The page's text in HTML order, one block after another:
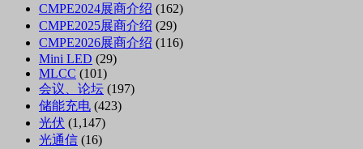
CMPE2024展商介绍 (162)
CMPE2025展商介绍 (29)
CMPE2026展商介绍 (116)
Mini LED (29)
MLCC (101)
会议、论坛 (197)
储能充电 (423)
光伏 (1,147)
光通信 (16)